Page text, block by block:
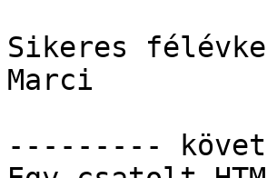
Sikeres
Marci
---------